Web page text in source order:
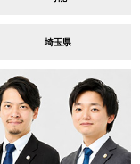
埼玉県